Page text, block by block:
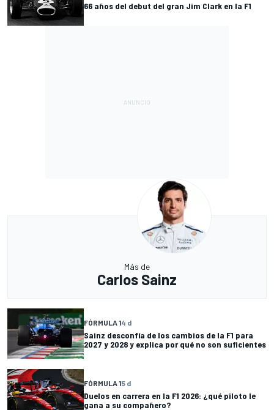
66 años del debut del gran Jim Clark en la F1
Más de
Carlos Sainz
FÓRMULA 14 d
Sainz desconfía de los cambios de la F1 para
2027 y 2028 y explica por qué no son suficientes
FÓRMULA 15 d
Duelos en carrera en la F1 2026: ¿qué piloto le
gana a su compañero?